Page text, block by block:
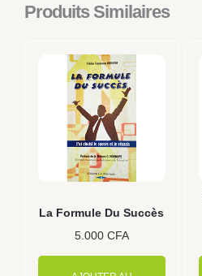
Produits Similaires
La Formule Du Succès
5.000 CFA